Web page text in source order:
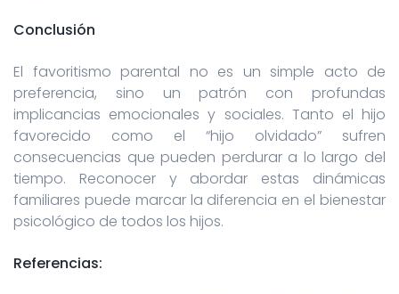
Conclusión
El favoritismo parental no es un simple acto de
preferencia, sino un patrón con profundas
implicancias emocionales y sociales. Tanto el hijo
favorecido como el “hijo olvidado” sufren
consecuencias que pueden perdurar a lo largo del
tiempo. Reconocer y abordar estas dinámicas
familiares puede marcar la diferencia en el bienestar
psicológico de todos los hijos.
Referencias: